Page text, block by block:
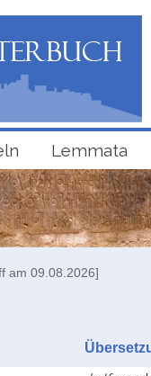
Lemmata
am 09.08.2026]